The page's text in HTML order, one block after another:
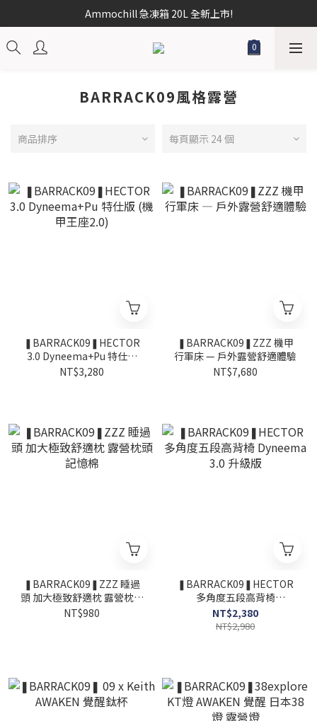
Ammochill 急凍箱 20L 全新上市!
BARRACK09風格露營
商品排序 每頁顯示 24 個
❚BARRACK09❚HECTOR
3.0 Dyneema+Pu 特仕版
(機甲王座2.0)
NT$3,280
❚BARRACK09❚ZZZ 機甲
行軍床 — 戶外露營舒適體驗
NT$7,680
❚BARRACK09❚ZZZ 睡過
頭 加大極致舒適枕 露營枕頭
記憶棉
NT$980
❚BARRACK09❚HECTOR
多角度五段高背椅
Dyneema 3.0 升級版
NT$2,380
NT$2,980